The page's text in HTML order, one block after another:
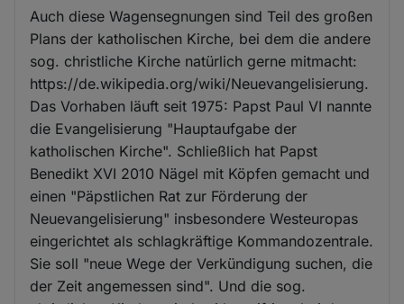
Auch diese Wagensegnungen sind Teil des großen
Plans der katholischen Kirche, bei dem die andere
sog. christliche Kirche natürlich gerne mitmacht:
https://de.wikipedia.org/wiki/Neuevangelisierung.
Das Vorhaben läuft seit 1975: Papst Paul VI nannte
die Evangelisierung "Hauptaufgabe der
katholischen Kirche". Schließlich hat Papst
Benedikt XVI 2010 Nägel mit Köpfen gemacht und
einen "Päpstlichen Rat zur Förderung der
Neuevangelisierung" insbesondere Westeuropas
eingerichtet als schlagkräftige Kommandozentrale.
Sie soll "neue Wege der Verkündigung suchen, die
der Zeit angemessen sind". Und die sog.